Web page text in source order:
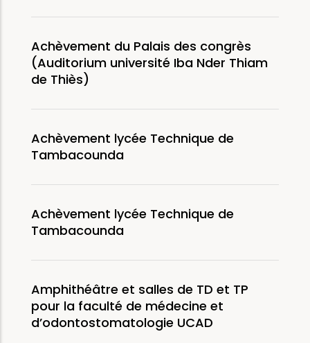
Achèvement du Palais des congrès
(Auditorium université Iba Nder Thiam
de Thiès)
Achèvement lycée Technique de
Tambacounda
Achèvement lycée Technique de
Tambacounda
Amphithéâtre et salles de TD et TP
pour la faculté de médecine et
d’odontostomatologie UCAD